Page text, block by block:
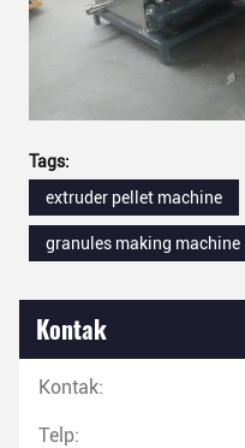
Tags:
extruder pellet machine
granules making machine
Kontak
Kontak:
Telp: